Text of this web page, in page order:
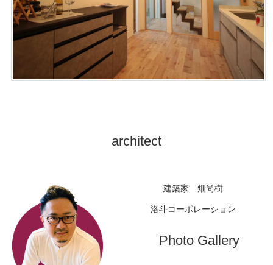
architect
建築家 畑尚樹
洛斗コーポレーション
Photo Gallery